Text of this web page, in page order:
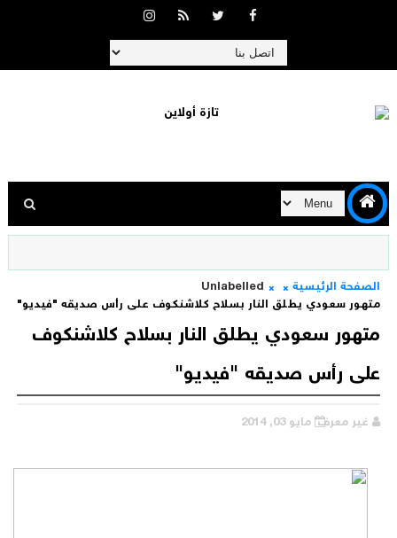
الصفحة الرئيسية
Unlabelled
متهور سعودي يطلق النار بسلاح كلاشنكوف على رأس صديقه "فيديو"
متهور سعودي يطلق النار بسلاح كلاشنكوف
على رأس صديقه "فيديو"
غير معرف مايو 03, 2014